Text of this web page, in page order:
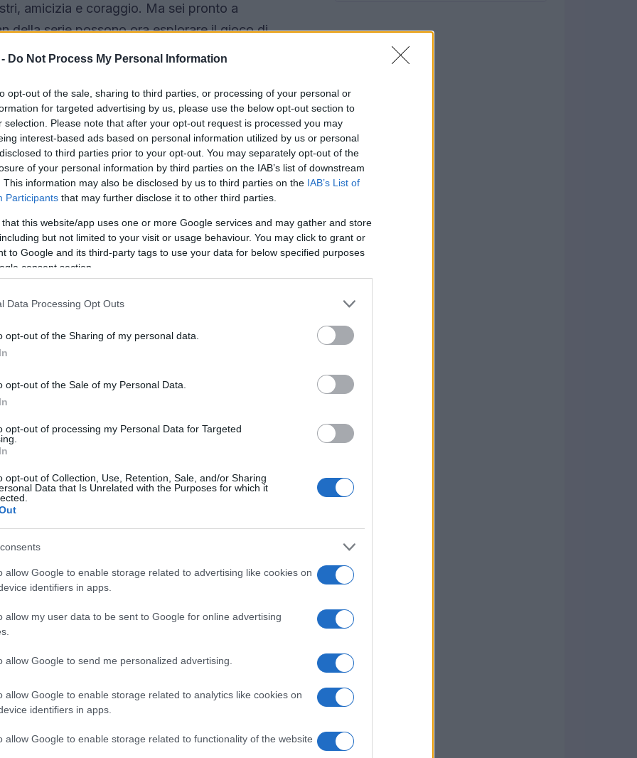
Do Not Process My Personal Information
opt-out of the sale, sharing to third parties, or processing of your personal or
for targeted advertising by us, please use the below opt-out section to
selection. Please note that after your opt-out request is processed you may
interest-based ads based on personal information utilized by us or personal
to third parties prior to your opt-out. You may separately opt-out of the
of your personal information by third parties on the IAB’s list of downstream
This information may also be disclosed by us to third parties on the IAB’s List of
Participants that may further disclose it to other third parties.
that this website/app uses one or more Google services and may gather and store
but not limited to your visit or usage behaviour. You may click to grant or
to Google and its third-party tags to use your data for below specified purposes
consent section.
Data Processing Opt Outs
opt-out of the Sharing of my personal data.
opt-out of the Sale of my Personal Data.
opt-out of processing my Personal Data for Targeted
opt-out of Collection, Use, Retention, Sale, and/or Sharing
Data that Is Unrelated with the Purposes for which it
allow Google to enable storage related to advertising like cookies on
identifiers in apps.
allow my user data to be sent to Google for online advertising
allow Google to send me personalized advertising.
allow Google to enable storage related to analytics like cookies on
identifiers in apps.
allow Google to enable storage related to functionality of the website
amicizia e coraggio. Ma sei pronto a
della serie possono ora esplorare il gioco di
Things: Welcome to the Hellfire Club”.
che ha conquistato il cuore di tanti, ma
di vivere esperienze indimenticabili
dello show.
avventure
ho sempre notato come i racconti
del pubblico. Il nuovo set di Dungeons &
della storia, trasformandosi in membri del
per accogliere sia i novizi che gli
e cooperazione. I partecipanti
Demogorgoni a misteri inquietanti, il
degli anni ’80. Ti ricordi quando anche tu
fantastiche? Questo è il momento di riviverle!
progettata per mettere alla prova le
in squadra. Con un numero consigliato
e la strategia, elementi
Chi non ama un po’ di sana